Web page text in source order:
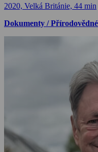
2020, Velká Británie, 44 min
Dokumenty /